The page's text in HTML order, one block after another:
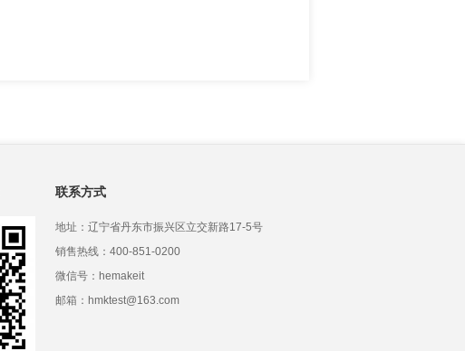
联系方式
地址：辽宁省丹东市振兴区立交新路17-5号
销售热线：400-851-0200
微信号：hemakeit
邮箱：hmktest@163.com